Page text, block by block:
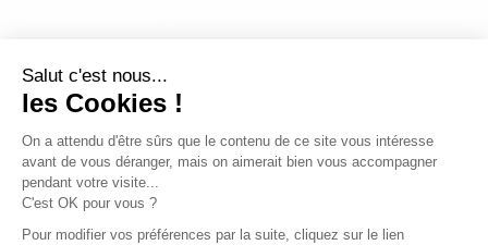
Salut c'est nous...
les Cookies !
On a attendu d'être sûrs que le contenu de ce site vous intéresse
avant de vous déranger, mais on aimerait bien vous accompagner
pendant votre visite...
C'est OK pour vous ?
Pour modifier vos préférences par la suite, cliquez sur le lien